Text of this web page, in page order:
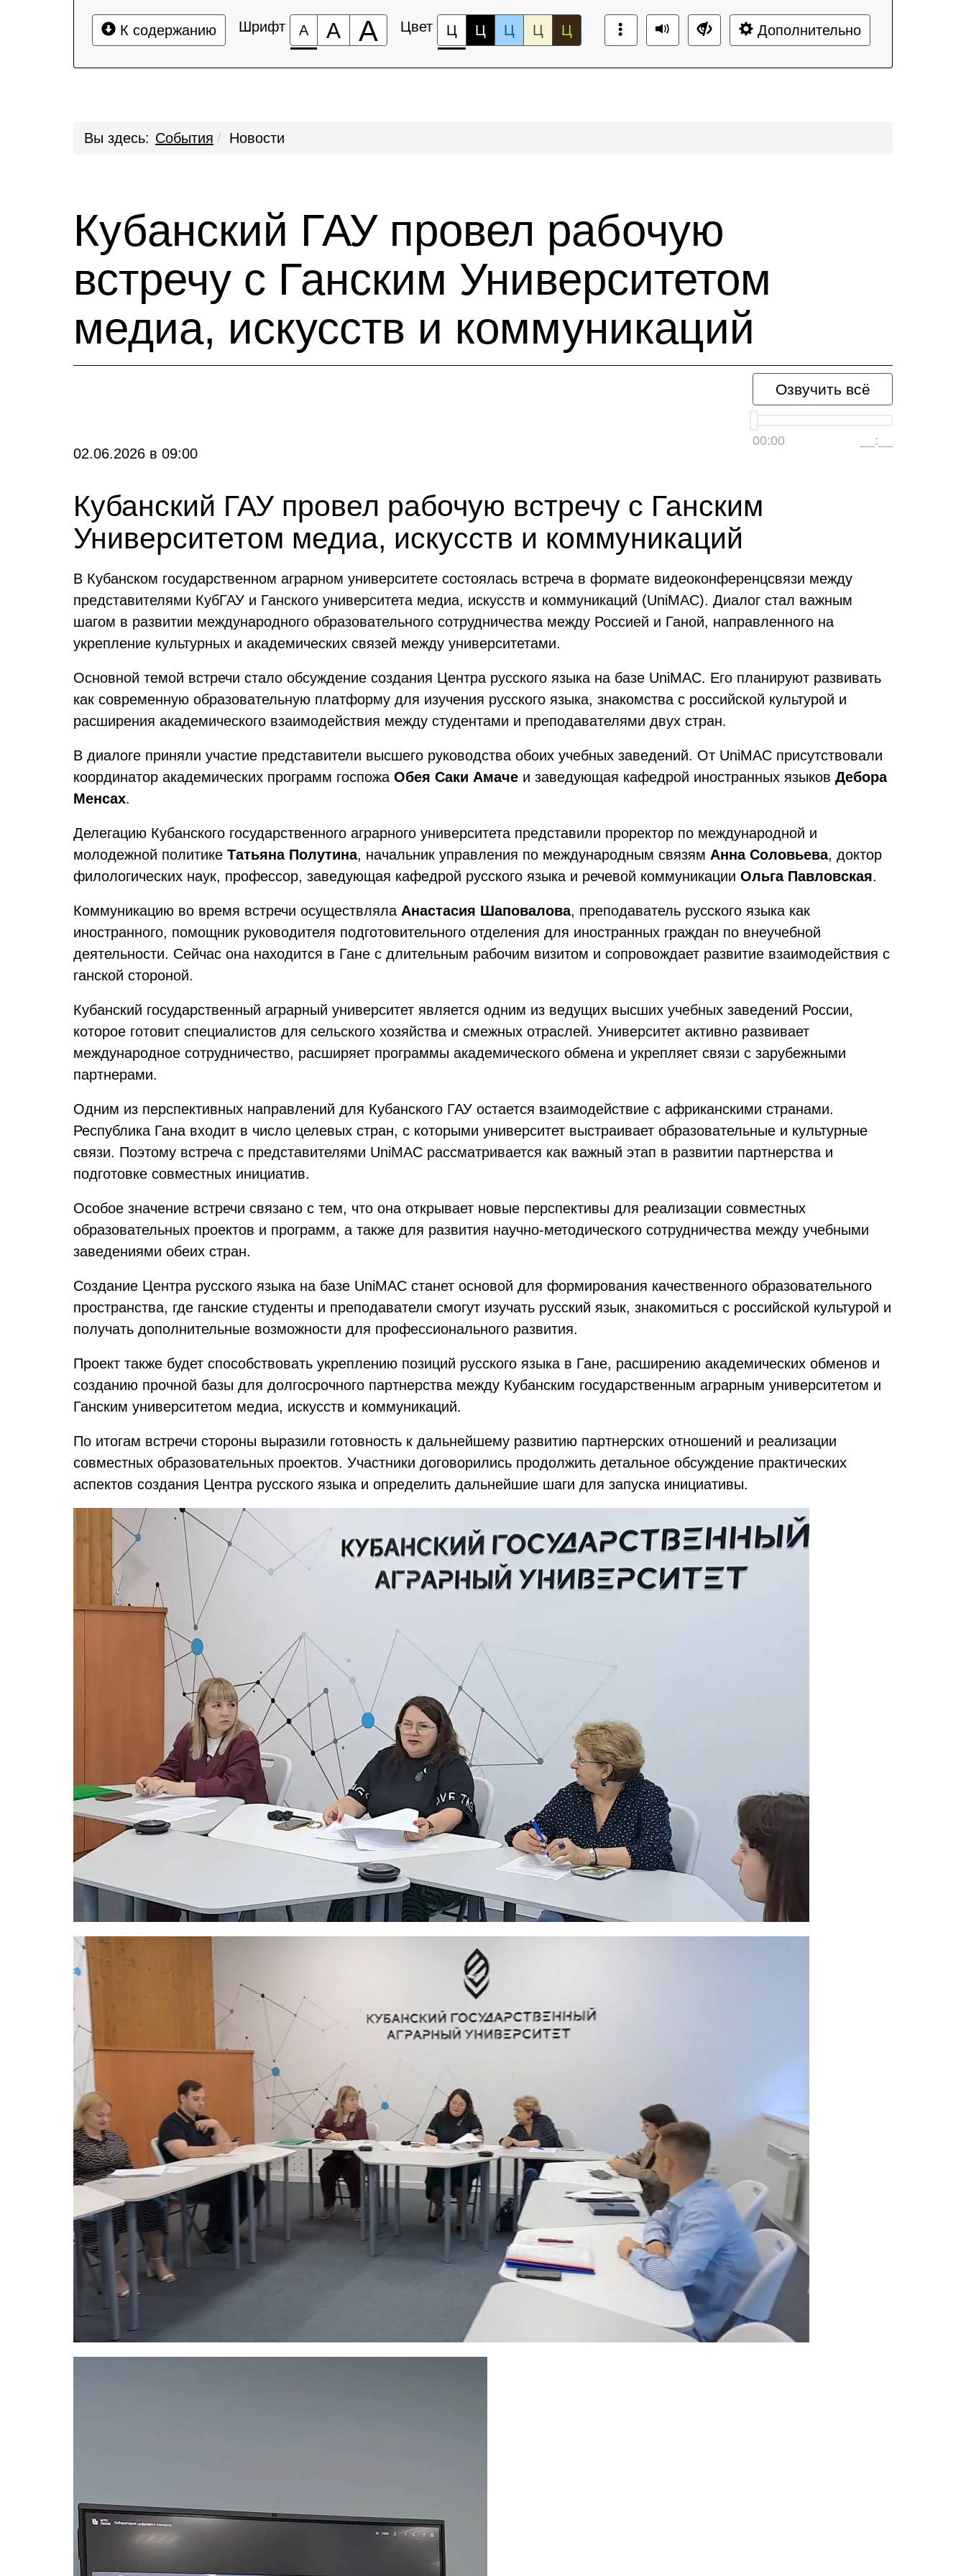
К содержанию Шрифт А А А Цвет Ц Ц Ц Ц Ц Дополнительно
Вы здесь: События Новости
Кубанский ГАУ провел рабочую
встречу с Ганским Университетом
медиа, искусств и коммуникаций
Озвучить всё
00:00 __:__
02.06.2026 в 09:00
Кубанский ГАУ провел рабочую встречу с Ганским
Университетом медиа, искусств и коммуникаций
В Кубанском государственном аграрном университете состоялась встреча в формате видеоконференцсвязи между
представителями КубГАУ и Ганского университета медиа, искусств и коммуникаций (UniMAC). Диалог стал важным
шагом в развитии международного образовательного сотрудничества между Россией и Ганой, направленного на
укрепление культурных и академических связей между университетами.
Основной темой встречи стало обсуждение создания Центра русского языка на базе UniMAC. Его планируют развивать
как современную образовательную платформу для изучения русского языка, знакомства с российской культурой и
расширения академического взаимодействия между студентами и преподавателями двух стран.
В диалоге приняли участие представители высшего руководства обоих учебных заведений. От UniMAC присутствовали
координатор академических программ госпожа Обея Саки Амаче и заведующая кафедрой иностранных языков Дебора
Менсах.
Делегацию Кубанского государственного аграрного университета представили проректор по международной и
молодежной политике Татьяна Полутина, начальник управления по международным связям Анна Соловьева, доктор
филологических наук, профессор, заведующая кафедрой русского языка и речевой коммуникации Ольга Павловская.
Коммуникацию во время встречи осуществляла Анастасия Шаповалова, преподаватель русского языка как
иностранного, помощник руководителя подготовительного отделения для иностранных граждан по внеучебной
деятельности. Сейчас она находится в Гане с длительным рабочим визитом и сопровождает развитие взаимодействия с
ганской стороной.
Кубанский государственный аграрный университет является одним из ведущих высших учебных заведений России,
которое готовит специалистов для сельского хозяйства и смежных отраслей. Университет активно развивает
международное сотрудничество, расширяет программы академического обмена и укрепляет связи с зарубежными
партнерами.
Одним из перспективных направлений для Кубанского ГАУ остается взаимодействие с африканскими странами.
Республика Гана входит в число целевых стран, с которыми университет выстраивает образовательные и культурные
связи. Поэтому встреча с представителями UniMAC рассматривается как важный этап в развитии партнерства и
подготовке совместных инициатив.
Особое значение встречи связано с тем, что она открывает новые перспективы для реализации совместных
образовательных проектов и программ, а также для развития научно-методического сотрудничества между учебными
заведениями обеих стран.
Создание Центра русского языка на базе UniMAC станет основой для формирования качественного образовательного
пространства, где ганские студенты и преподаватели смогут изучать русский язык, знакомиться с российской культурой и
получать дополнительные возможности для профессионального развития.
Проект также будет способствовать укреплению позиций русского языка в Гане, расширению академических обменов и
созданию прочной базы для долгосрочного партнерства между Кубанским государственным аграрным университетом и
Ганским университетом медиа, искусств и коммуникаций.
По итогам встречи стороны выразили готовность к дальнейшему развитию партнерских отношений и реализации
совместных образовательных проектов. Участники договорились продолжить детальное обсуждение практических
аспектов создания Центра русского языка и определить дальнейшие шаги для запуска инициативы.